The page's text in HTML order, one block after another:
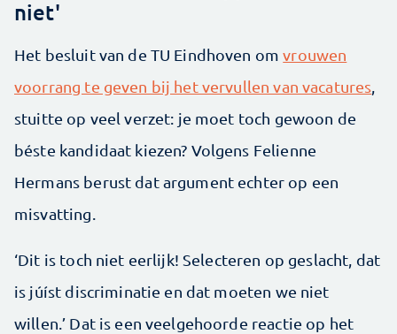
niet'
Het besluit van de TU Eindhoven omvrouwen
voorrang te geven bij het vervullen van vacatures,
stuitte op veel verzet: je moet toch gewoon de
béste kandidaat kiezen? Volgens Felienne
Hermans berust dat argument echter op een
misvatting.
‘Dit is toch niet eerlijk! Selecteren op geslacht, dat
is júíst discriminatie en dat moeten we niet
willen.’ Dat is een veelgehoorde reactie op het